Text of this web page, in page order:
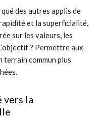
des autres applis de
et la superficialité,
sur les valeurs, les
? Permettre aux
commun plus
vers la